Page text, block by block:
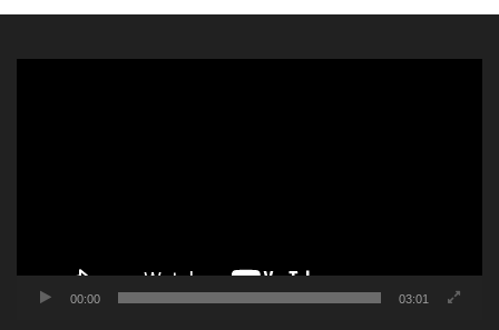
00:00 03:01